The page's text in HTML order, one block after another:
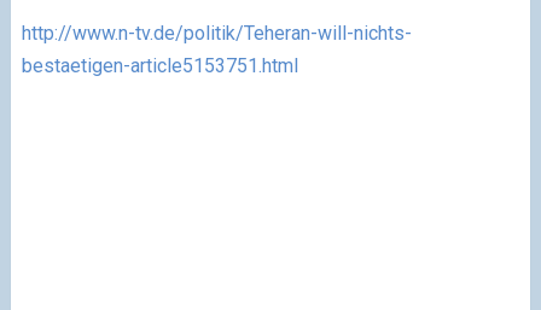
http://www.n-tv.de/politik/Teheran-will-nichts-
bestaetigen-article5153751.html